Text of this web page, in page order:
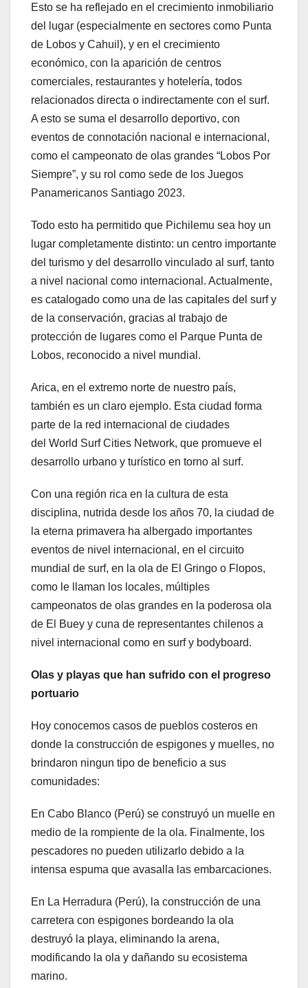
Esto se ha reflejado en el crecimiento inmobiliario
del lugar (especialmente en sectores como Punta
de Lobos y Cahuil), y en el crecimiento
económico, con la aparición de centros
comerciales, restaurantes y hotelería, todos
relacionados directa o indirectamente con el surf.
A esto se suma el desarrollo deportivo, con
eventos de connotación nacional e internacional,
como el campeonato de olas grandes “Lobos Por
Siempre”, y su rol como sede de los Juegos
Panamericanos Santiago 2023.
Todo esto ha permitido que Pichilemu sea hoy un
lugar completamente distinto: un centro importante
del turismo y del desarrollo vinculado al surf, tanto
a nivel nacional como internacional. Actualmente,
es catalogado como una de las capitales del surf y
de la conservación, gracias al trabajo de
protección de lugares como el Parque Punta de
Lobos, reconocido a nivel mundial.
Arica, en el extremo norte de nuestro país,
también es un claro ejemplo. Esta ciudad forma
parte de la red internacional de ciudades
del World Surf Cities Network, que promueve el
desarrollo urbano y turístico en torno al surf.
Con una región rica en la cultura de esta
disciplina, nutrida desde los años 70, la ciudad de
la eterna primavera ha albergado importantes
eventos de nivel internacional, en el circuito
mundial de surf, en la ola de El Gringo o Flopos,
como le llaman los locales, múltiples
campeonatos de olas grandes en la poderosa ola
de El Buey y cuna de representantes chilenos a
nivel internacional como en surf y bodyboard.
Olas y playas que han sufrido con el progreso
portuario
Hoy conocemos casos de pueblos costeros en
donde la construcción de espigones y muelles, no
brindaron ningun tipo de beneficio a sus
comunidades:
En Cabo Blanco (Perú) se construyó un muelle en
medio de la rompiente de la ola. Finalmente, los
pescadores no pueden utilizarlo debido a la
intensa espuma que avasalla las embarcaciones.
En La Herradura (Perú), la construcción de una
carretera con espigones bordeando la ola
destruyó la playa, eliminando la arena,
modificando la ola y dañando su ecosistema
marino.